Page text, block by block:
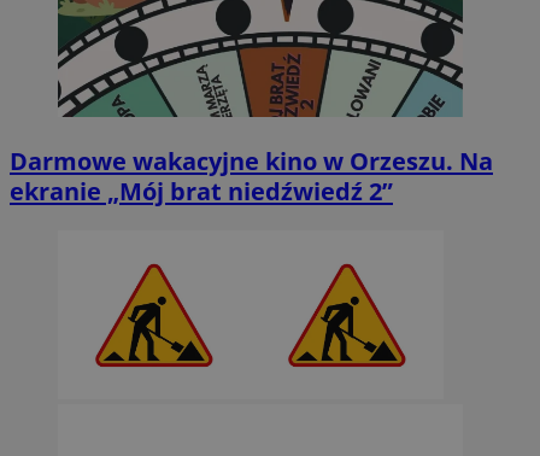
Darmowe wakacyjne kino w Orzeszu. Na
ekranie „Mój brat niedźwiedź 2”